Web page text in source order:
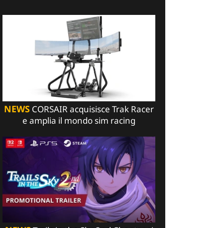
NEWS CORSAIR acquisisce Trak Racer
e amplia il mondo sim racing